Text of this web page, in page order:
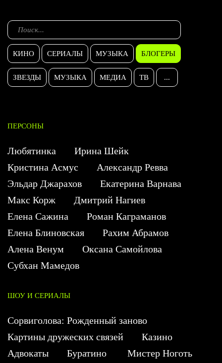
КИНО СЕРИАЛЫ МУЗЫКА БЛОГЕРЫ
ЗВЕЗДЫ МУЗЫКА МЕДИА ТВ ...
ПЕРСОНЫ
Любятинка
Ирина Шейк
Кристина Асмус
Александр Ревва
Эльдар Джарахов
Екатерина Варнава
Макс Корж
Дмитрий Нагиев
Елена Сажина
Роман Каграманов
Елена Блиновская
Рахим Абрамов
Алена Венум
Оксана Самойлова
Субхан Мамедов
ШОУ И СЕРИАЛЫ
Сорвиголова: Рожденный заново
Картины дружеских связей
Казино
Адвокаты
Буратино
Мистер Ноготь